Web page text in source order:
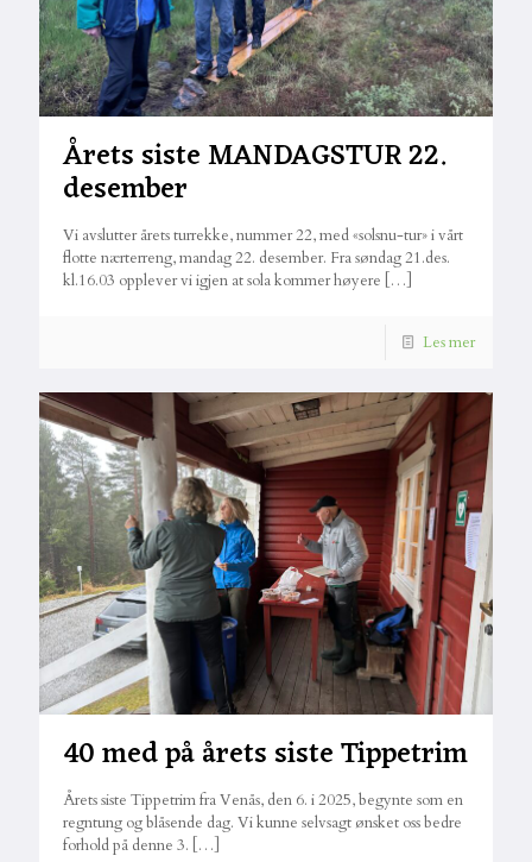
Årets siste MANDAGSTUR 22.
desember
Vi avslutter årets turrekke, nummer 22, med «solsnu-tur» i vårt
flotte nærterreng, mandag 22. desember. Fra søndag 21.des.
kl.16.03 opplever vi igjen at sola kommer høyere […]
Les mer
40 med på årets siste Tippetrim
Årets siste Tippetrim fra Venås, den 6. i 2025, begynte som en
regntung og blåsende dag. Vi kunne selvsagt ønsket oss bedre
forhold på denne 3. […]